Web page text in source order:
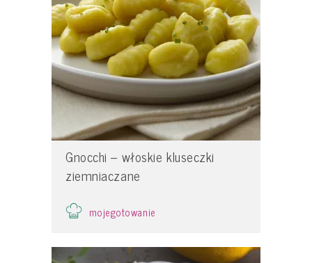
Gnocchi – włoskie kluseczki
ziemniaczane
mojegotowanie